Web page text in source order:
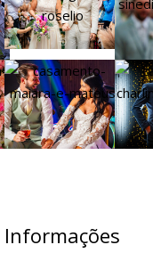
Informações